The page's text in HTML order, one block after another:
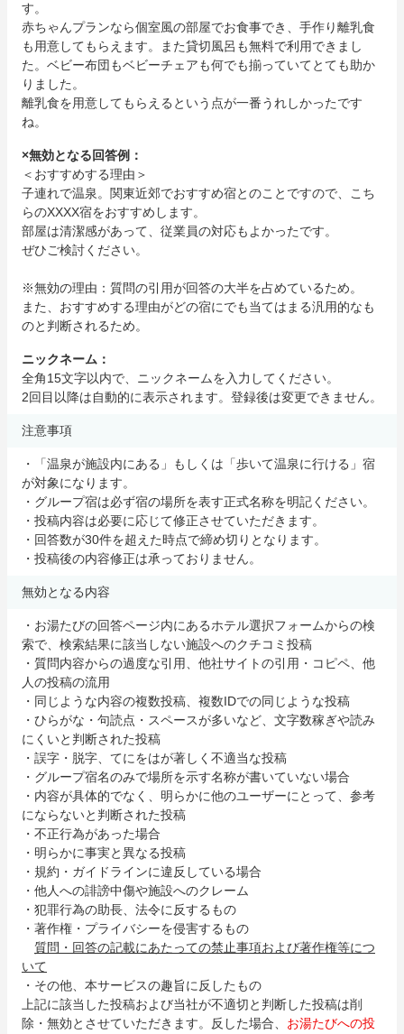
す。
赤ちゃんプランなら個室風の部屋でお食事でき、手作り離乳食
も用意してもらえます。また貸切風呂も無料で利用できまし
た。ベビー布団もベビーチェアも何でも揃っていてとても助か
りました。
離乳食を用意してもらえるという点が一番うれしかったです
ね。
×無効となる回答例：
＜おすすめする理由＞
子連れで温泉。関東近郊でおすすめ宿とのことですので、こち
らのXXXX宿をおすすめします。
部屋は清潔感があって、従業員の対応もよかったです。
ぜひご検討ください。
※無効の理由：質問の引用が回答の大半を占めているため。
また、おすすめする理由がどの宿にでも当てはまる汎用的なも
のと判断されるため。
ニックネーム：
全角15文字以内で、ニックネームを入力してください。
2回目以降は自動的に表示されます。登録後は変更できません。
注意事項
・「温泉が施設内にある」もしくは「歩いて温泉に行ける」宿
が対象になります。
・グループ宿は必ず宿の場所を表す正式名称を明記ください。
・投稿内容は必要に応じて修正させていただきます。
・回答数が30件を超えた時点で締め切りとなります。
・投稿後の内容修正は承っておりません。
無効となる内容
・お湯たびの回答ページ内にあるホテル選択フォームからの検
索で、検索結果に該当しない施設へのクチコミ投稿
・質問内容からの過度な引用、他社サイトの引用・コピペ、他
人の投稿の流用
・同じような内容の複数投稿、複数IDでの同じような投稿
・ひらがな・句読点・スペースが多いなど、文字数稼ぎや読み
にくいと判断された投稿
・誤字・脱字、てにをはが著しく不適当な投稿
・グループ宿名のみで場所を示す名称が書いていない場合
・内容が具体的でなく、明らかに他のユーザーにとって、参考
にならないと判断された投稿
・不正行為があった場合
・明らかに事実と異なる投稿
・規約・ガイドラインに違反している場合
・他人への誹謗中傷や施設へのクレーム
・犯罪行為の助長、法令に反するもの
・著作権・プライバシーを侵害するもの
質問・回答の記載にあたっての禁止事項および著作権等につ
いて
・その他、本サービスの趣旨に反したもの
上記に該当した投稿および当社が不適切と判断した投稿は削
除・無効とさせていただきます。反した場合、 お湯たびへの投